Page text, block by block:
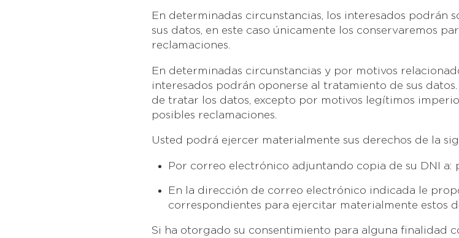
En determinadas circunstancias, los interesados
sus datos, en este caso únicamente los conservaremos
reclamaciones.
En determinadas circunstancias y por motivos
interesados podrán oponerse al tratamiento de sus datos.
de tratar los datos, excepto por motivos legítimos
posibles reclamaciones.
Usted podrá ejercer materialmente sus derechos de la
Por correo electrónico adjuntando copia de su DNI a:
En la dirección de correo electrónico indicada le
correspondientes para ejercitar materialmente estos
Si ha otorgado su consentimiento para alguna finalidad